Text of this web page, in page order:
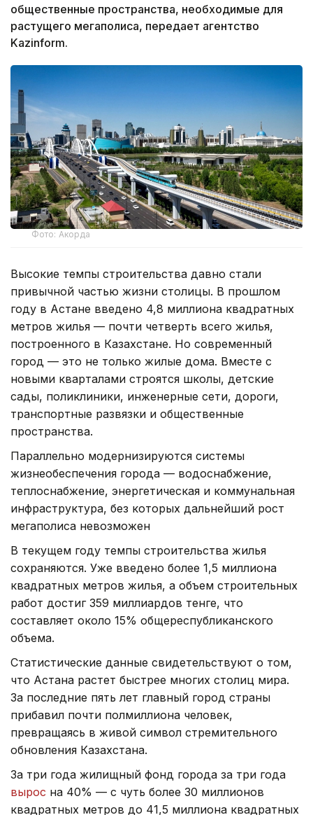
общественные пространства, необходимые для
растущего мегаполиса, передает агентство
Kazinform.
Фото: Акорда
Высокие темпы строительства давно стали
привычной частью жизни столицы. В прошлом
году в Астане введено 4,8 миллиона квадратных
метров жилья — почти четверть всего жилья,
построенного в Казахстане. Но современный
город — это не только жилые дома. Вместе с
новыми кварталами строятся школы, детские
сады, поликлиники, инженерные сети, дороги,
транспортные развязки и общественные
пространства.
Параллельно модернизируются системы
жизнеобеспечения города — водоснабжение,
теплоснабжение, энергетическая и коммунальная
инфраструктура, без которых дальнейший рост
мегаполиса невозможен
В текущем году темпы строительства жилья
сохраняются. Уже введено более 1,5 миллиона
квадратных метров жилья, а объем строительных
работ достиг 359 миллиардов тенге, что
составляет около 15% общереспубликанского
объема.
Статистические данные свидетельствуют о том,
что Астана растет быстрее многих столиц мира.
За последние пять лет главный город страны
прибавил почти полмиллиона человек,
превращаясь в живой символ стремительного
обновления Казахстана.
За три года жилищный фонд города за три года
вырос на 40% — с чуть более 30 миллионов
квадратных метров до 41,5 миллиона квадратных